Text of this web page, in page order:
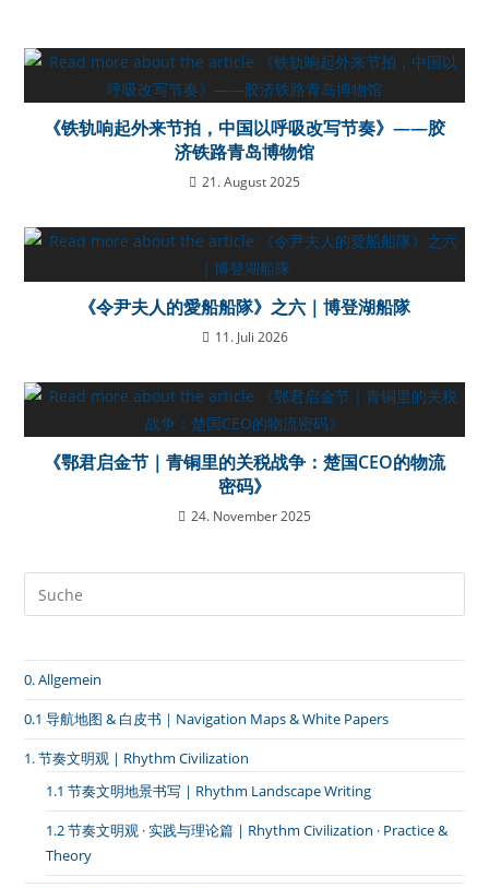
《铁轨响起外来节拍，中国以呼吸改写节奏》——胶
济铁路青岛博物馆
21. August 2025
《令尹夫人的愛船船隊》之六｜博登湖船隊
11. Juli 2026
《鄂君启金节｜青铜里的关税战争：楚国CEO的物流
密码》
24. November 2025
0. Allgemein
0.1 导航地图 & 白皮书｜Navigation Maps & White Papers
1. 节奏文明观 | Rhythm Civilization
1.1 节奏文明地景书写 | Rhythm Landscape Writing
1.2 节奏文明观 · 实践与理论篇 | Rhythm Civilization · Practice &
Theory